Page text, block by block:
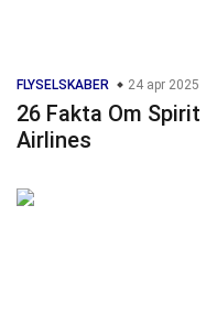
FLYSELSKABER 24 apr 2025
26 Fakta Om Spirit
Airlines